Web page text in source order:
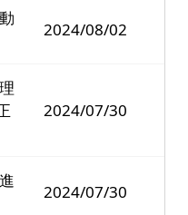
2024/08/02
2024/07/30
2024/07/30